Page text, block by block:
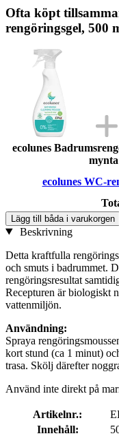
Ofta köpt
rengöringsgel, 500
ecolunes
ecolunes WC-
Lägg till båda i varukorgen
Beskrivning
Detta kraftfulla
och smuts i badrummet.
rengöringsresultat
Recepturen är biologiskt
vattenmiljön.
Användning:
Spraya
kort stund (ca 1 minut)
trasa. Skölj därefter
Använd inte direkt på
Artikelnr.:
Innehåll: